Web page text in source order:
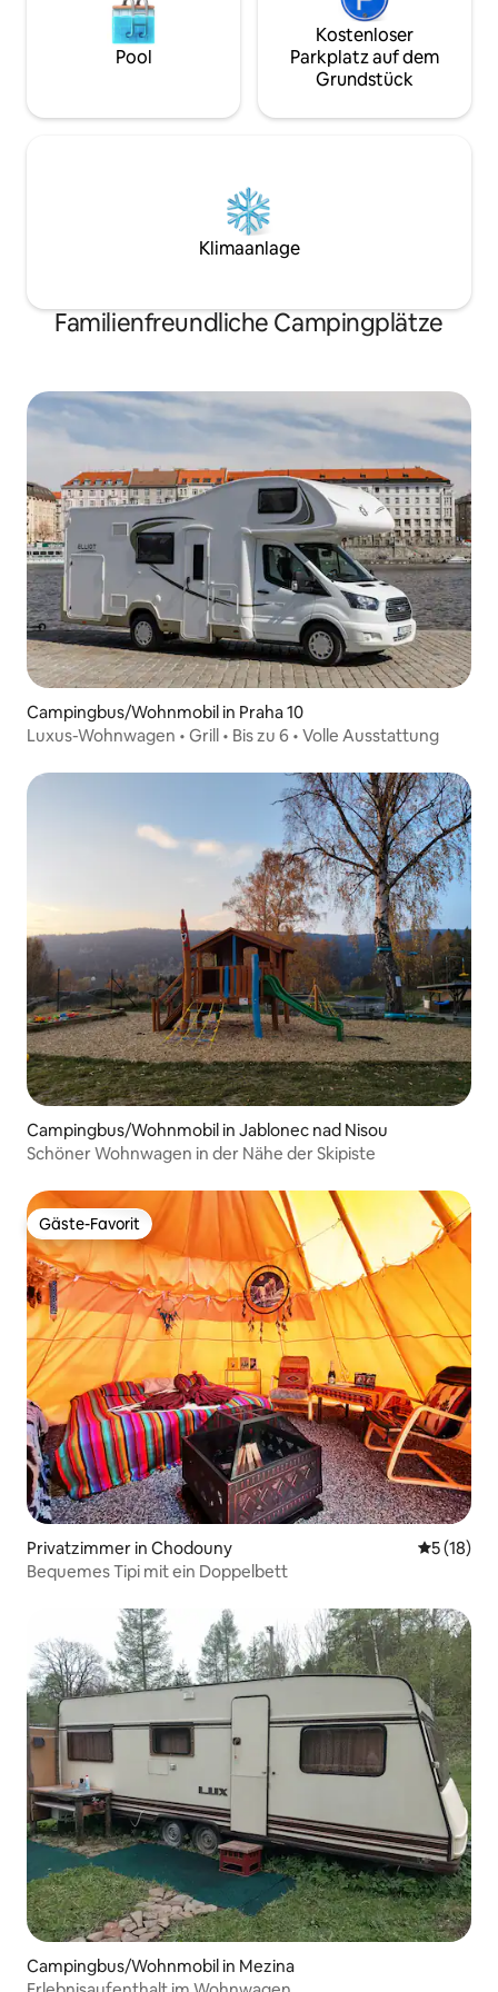
Pool
Kostenloser
Parkplatz auf dem
Grundstück
Klimaanlage
Familienfreundliche Campingplätze
Campingbus/Wohnmobil in Praha 10
Luxus-Wohnwagen • Grill • Bis zu 6 • Volle Ausstattung
Campingbus/Wohnmobil in Jablonec nad Nisou
Schöner Wohnwagen in der Nähe der Skipiste
Gäste-Favorit
Gäste-Favorit
Privatzimmer in Chodouny
5 (18)
Bequemes Tipi mit ein Doppelbett
Campingbus/Wohnmobil in Mezina